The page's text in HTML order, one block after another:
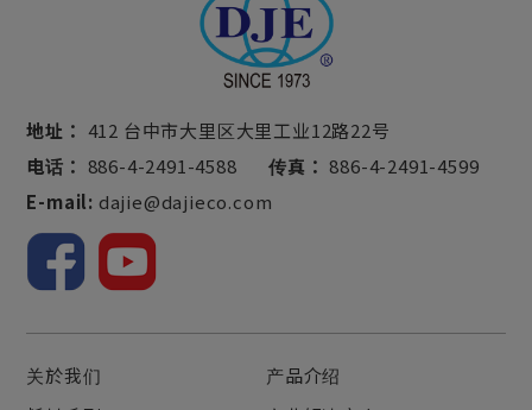
地址： 412 台中市大里区大里工业12路22号
电话： 886-4-2491-4588 传真： 886-4-2491-4599
E-mail: dajie@dajieco.com
关於我们
产品介绍